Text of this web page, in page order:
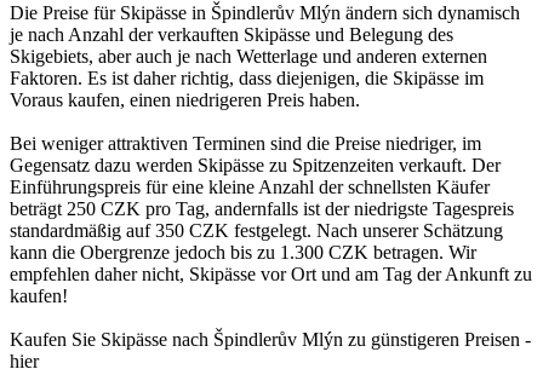
Die Preise für Skipässe in Špindlerův Mlýn ändern sich dynamisch
je nach Anzahl der verkauften Skipässe und Belegung des
Skigebiets, aber auch je nach Wetterlage und anderen externen
Faktoren. Es ist daher richtig, dass diejenigen, die Skipässe im
Voraus kaufen, einen niedrigeren Preis haben.
Bei weniger attraktiven Terminen sind die Preise niedriger, im
Gegensatz dazu werden Skipässe zu Spitzenzeiten verkauft. Der
Einführungspreis für eine kleine Anzahl der schnellsten Käufer
beträgt 250 CZK pro Tag, andernfalls ist der niedrigste Tagespreis
standardmäßig auf 350 CZK festgelegt. Nach unserer Schätzung
kann die Obergrenze jedoch bis zu 1.300 CZK betragen. Wir
empfehlen daher nicht, Skipässe vor Ort und am Tag der Ankunft zu
kaufen!
Kaufen Sie Skipässe nach Špindlerův Mlýn zu günstigeren Preisen -
hier